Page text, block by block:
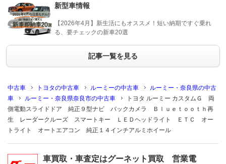
新型車情報
【2026年4月】新生活にもオススメ！短い納期ですぐ乗れ
る、要チェックの新車20選
記事一覧を見る
中古車 トヨタの中古車 ルーミーの中古車
ルーミー・奈良県の中古
車
ルーミー・奈良県奈良市の中古車
トヨタ ルーミー カスタムＧ 両
側電動スライドドア 純正９型ナビ バックカメラ Ｂｌｕｅｔｏｏｔｈ再
生 レーダークルーズ スマートキー ＬＥＤヘッドライト ＥＴＣ オー
トライト オートエアコン 純正１４インチアルミホイール
車買取・車査定はグーネット買取 営業電